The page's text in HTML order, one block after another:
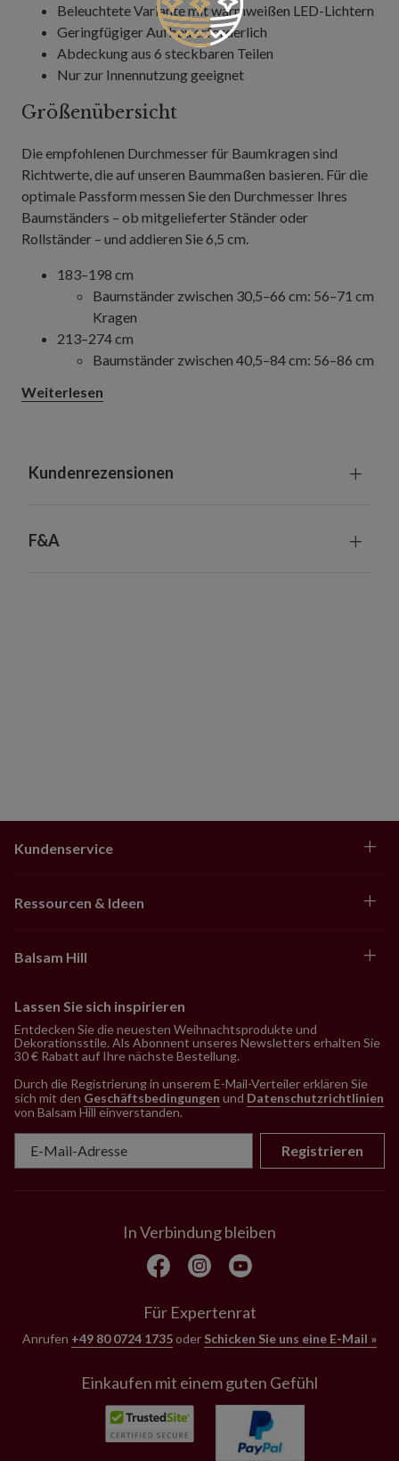
Beleuchtete Variante mit warmweißen LED-Lichtern
Geringfügiger Aufbau erforderlich
Abdeckung aus 6 steckbaren Teilen
Nur zur Innennutzung geeignet
Größenübersicht
Die empfohlenen Durchmesser für Baumkragen sind
Richtwerte, die auf unseren Baummaßen basieren. Für die
optimale Passform messen Sie den Durchmesser Ihres
Baumständers – ob mitgelieferter Ständer oder
Rollständer – und addieren Sie 6,5 cm.
183–198 cm
Baumständer zwischen 30,5–66 cm: 56–71 cm
Kragen
213–274 cm
Baumständer zwischen 40,5–84 cm: 56–86 cm
305–427 cm
Weiterlesen
Kundenrezensionen
F&A
Kundenservice
Ressourcen & Ideen
Balsam Hill
Lassen Sie sich inspirieren
Entdecken Sie die neuesten Weihnachtsprodukte und
Dekorationsstile. Als Abonnent unseres Newsletters erhalten Sie
30 € Rabatt auf Ihre nächste Bestellung.
Durch die Registrierung in unserem E-Mail-Verteiler erklären Sie
sich mit den Geschäftsbedingungen und Datenschutzrichtlinien
von Balsam Hill einverstanden.
Registrieren
In Verbindung bleiben
Für Expertenrat
Anrufen +49 80 0724 1735oder Schicken Sie uns eine E-Mail »
Einkaufen mit einem guten Gefühl